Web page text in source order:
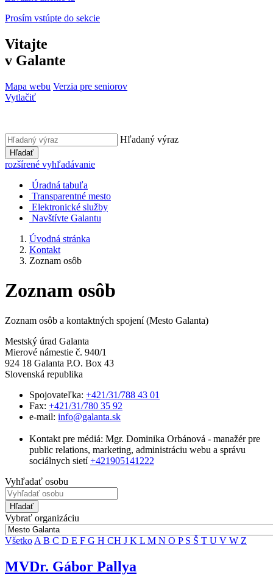
Prosím vstúpte do sekcie
Vitajte
v Galante
Mapa webu Verzia pre seniorov
Vytlačiť
Hľadaný výraz
Hľadať
rozšírené vyhľadávanie
Úradná tabuľa
Transparentné mesto
Elektronické služby
Navštívte Galantu
Úvodná stránka
Kontakt
Zoznam osôb
Zoznam osôb
Zoznam osôb a kontaktných spojení (Mesto Galanta)
Mestský úrad Galanta
Mierové námestie č. 940/1
924 18 Galanta P.O. Box 43
Slovenská republika
Spojovateľka: +421/31/788 43 01
Fax: +421/31/780 35 92
e-mail: info@galanta.sk
Kontakt pre médiá: Mgr. Dominika Orbánová - manažér pre
public relations, marketing, administráciu webu a správu
sociálnych sietí+421905141222
Vyhľadať osobu
Hľadať
Vybrať organizáciu
Všetko A B C D E F G H CH J K L M N O P S Š T U V W Z
MVDr. Gábor Pallya